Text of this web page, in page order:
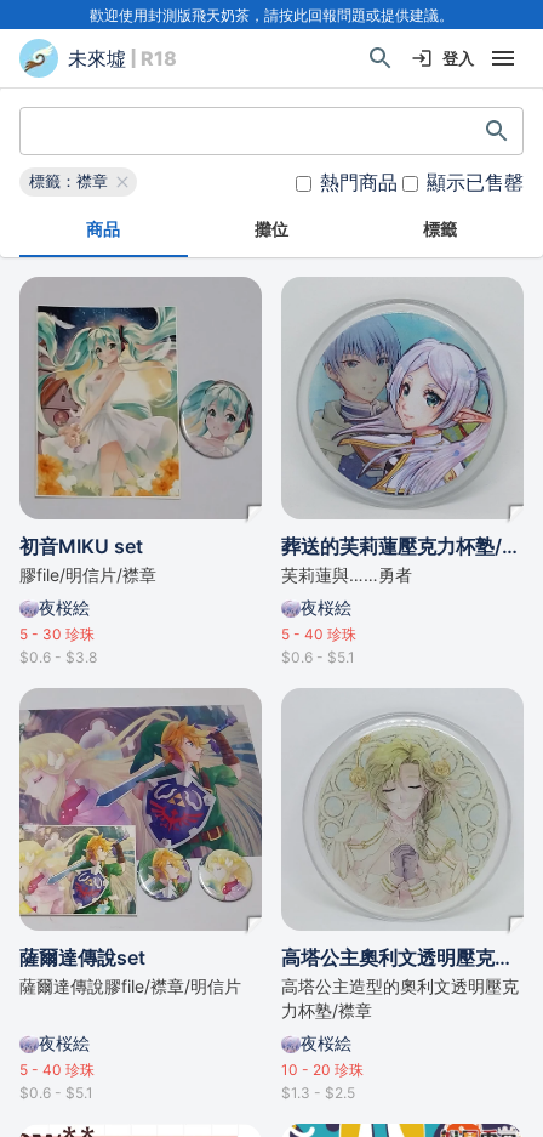
歡迎使用封測版飛天奶茶，請按此回報問題或提供建議。
未來墟 | R18 登入
標籤：襟章 熱門商品 顯示已售罄
商品 攤位 標籤
初音MIKU set
膠file/明信片/襟章
夜桜絵
5 - 30 珍珠
$0.6 - $3.8
葬送的芙莉蓮壓克力杯塾/Q版襟章
芙莉蓮與……勇者
夜桜絵
5 - 40 珍珠
$0.6 - $5.1
薩爾達傳說set
薩爾達傳說膠file/襟章/明信片
夜桜絵
5 - 40 珍珠
$0.6 - $5.1
高塔公主奧利文透明壓克力杯塾/襟章
高塔公主造型的奧利文透明壓克
力杯塾/襟章
夜桜絵
10 - 20 珍珠
$1.3 - $2.5